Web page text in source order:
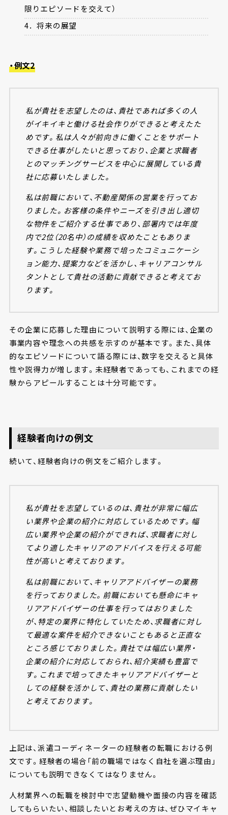
限りエピソードを交えて）
4．将来の展望
・例文2
私が貴社を志望したのは、貴社であれば多くの人
がイキイキと働ける社会作りができると考えたた
めです。私は人々が前向きに働くことをサポート
できる仕事がしたいと思っており、企業と求職者
とのマッチングサービスを中心に展開している貴
社に応募いたしました。
私は前職において、不動産関係の営業を行ってお
りました。お客様の条件やニーズを引き出し適切
な物件をご紹介する仕事であり、部署内では年度
内で2位（20名中）の成績を収めたこともありま
す。こうした経験や業務で培ったコミュニケーシ
ョン能力、提案力などを活かし、キャリアコンサル
タントとして貴社の活動に貢献できると考えてお
ります。
その企業に応募した理由について説明する際には、企業の
事業内容や理念への共感を示すのが基本です。また、具体
的なエピソードについて語る際には、数字を交えると具体
性や説得力が増します。未経験者であっても、これまでの経
験からアピールすることは十分可能です。
経験者向けの例文
続いて、経験者向けの例文をご紹介します。
私が貴社を志望しているのは、貴社が非常に幅広
い業界や企業の紹介に対応しているためです。幅
広い業界や企業の紹介ができれば、求職者に対し
てより適したキャリアのアドバイスを行える可能
性が高いと考えております。
私は前職において、キャリアアドバイザーの業務
を行っておりました。前職においても懸命にキャ
リアアドバイザーの仕事を行ってはおりました
が、特定の業界に特化していたため、求職者に対し
て最適な案件を紹介できないこともあると正直な
ところ感じておりました。貴社では幅広い業界・
企業の紹介に対応しておられ、紹介実績も豊富で
す。これまで培ってきたキャリアアドバイザーと
しての経験を活かして、貴社の業務に貢献したい
と考えております。
上記は、派遣コーディネーターの経験者の転職における例
文です。経験者の場合「前の職場ではなく自社を選ぶ理由」
についても説明できなくてはなりません。
人材業界への転職を検討中で志望動機や面接の内容を確認
してもらいたい、相談したいとお考えの方は、ぜひマイキャ